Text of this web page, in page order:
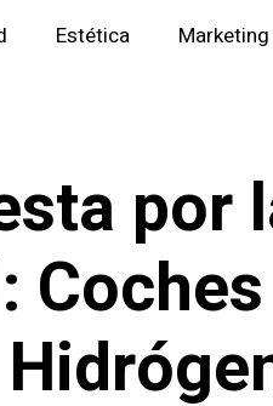
Estética Marketing
por
Coches